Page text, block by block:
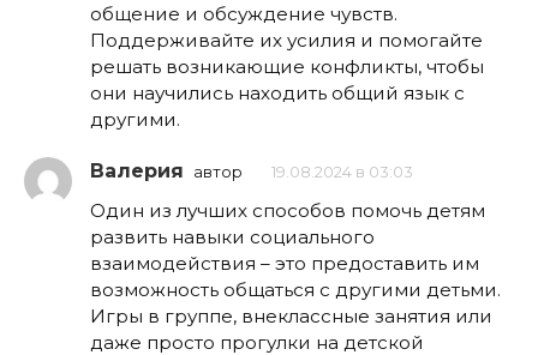
общение и обсуждение чувств.
Поддерживайте их усилия и помогайте
решать возникающие конфликты, чтобы
они научились находить общий язык с
другими.
Валерия автор 19.08.2024 в 03:03
Один из лучших способов помочь детям
развить навыки социального
взаимодействия – это предоставить им
возможность общаться с другими детьми.
Игры в группе, внеклассные занятия или
даже просто прогулки на детской